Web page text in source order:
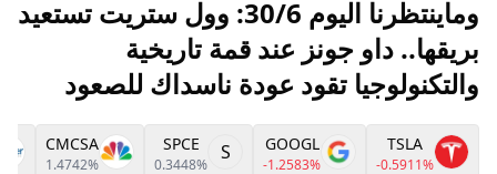
وماينتظرنا اليوم 30/6: وول ستريت تستعيد
بريقها.. داو جونز عند قمة تاريخية
والتكنولوجيا تقود عودة ناسداك للصعود
TSLA
-0.5911%
GOOGL
-1.2583%
S
SPCE
0.3448%
CMCSA
1.4742%